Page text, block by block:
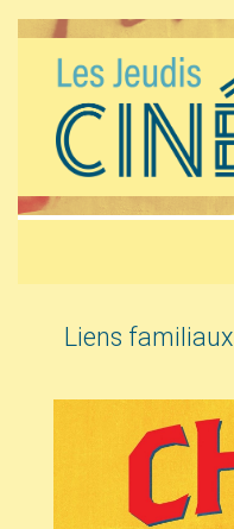
Liens familiaux